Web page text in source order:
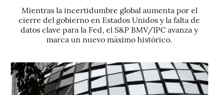
Mientras la incertidumbre global aumenta por el
cierre del gobierno en Estados Unidos y la falta de
datos clave para la Fed, el S&P BMV/IPC avanza y
marca un nuevo máximo histórico.